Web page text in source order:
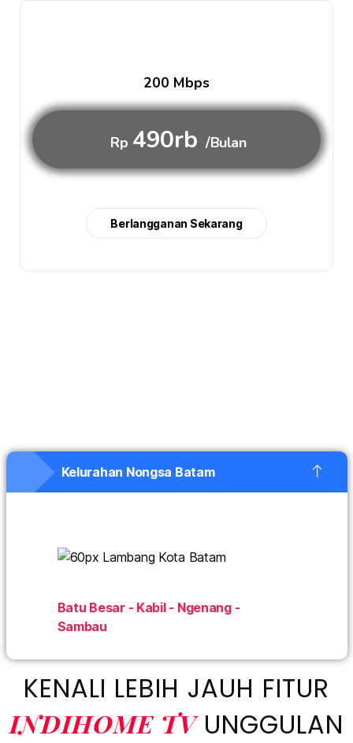
200 Mbps
Rp 490rb /Bulan
Berlangganan Sekarang
Kelurahan Nongsa Batam
Batu Besar - Kabil - Ngenang -
Sambau
KENALI LEBIH JAUH FITUR
INDIHOME TVUNGGULAN